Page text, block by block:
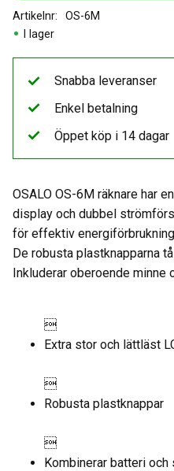
I lager
Artikelnr OS-6M
OSALO OS-6M räknare har
display och dubbel
för effektiv
De robusta plastknapparna
Inkluderar oberoende minne

Extra stor och lättläst

Robusta plastknappar

Kombinerar batteri och
Snabba leveranser
Enkel betalning
Öppet köp i 14 dagar